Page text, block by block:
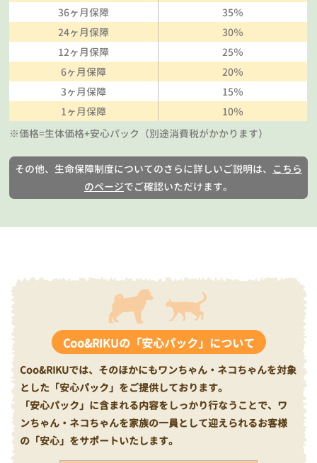
36ヶ月保障
35％
24ヶ月保障
30％
12ヶ月保障
25％
6ヶ月保障
20％
3ヶ月保障
15％
1ヶ月保障
10％
※価格=生体価格+安心パック（別途消費税がかかります）
その他、生命保障制度についてのさらに詳しいご説明は、 こちら
のページでご確認いただけます。
Coo&RIKUの「安心パック」について
Coo&RIKUでは、そのほかにもワンちゃん・ネコちゃんを対象
とした「安心パック」をご提供しております。
「安心パック」に含まれる内容をしっかり行なうことで、ワ
ンちゃん・ネコちゃんを家族の一員として迎えられるお客様
の「安心」をサポートいたします。